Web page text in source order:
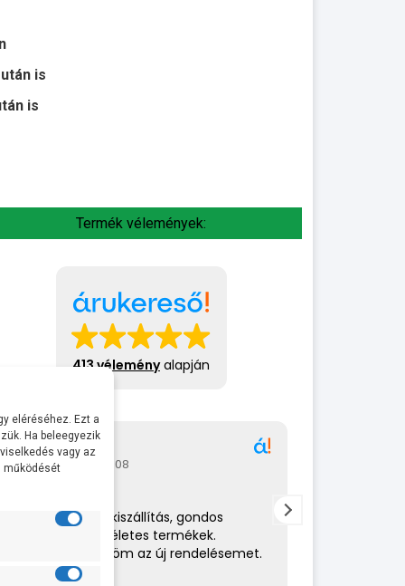
is
is
Termék vélemények:
413 véleményalapján
Gábor
2026-07-08
Rendkívül gyors kiszállítás, gondos
csomagolás,tökéletes termékek.
Hamarosan küldöm az új rendelésemet.
eléréséhez. Ezt a
Ha beleegyezik
vagy az
működését